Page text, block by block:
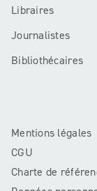
Libraires
Journalistes
Bibliothécaires
Mentions légales
CGU
Charte de